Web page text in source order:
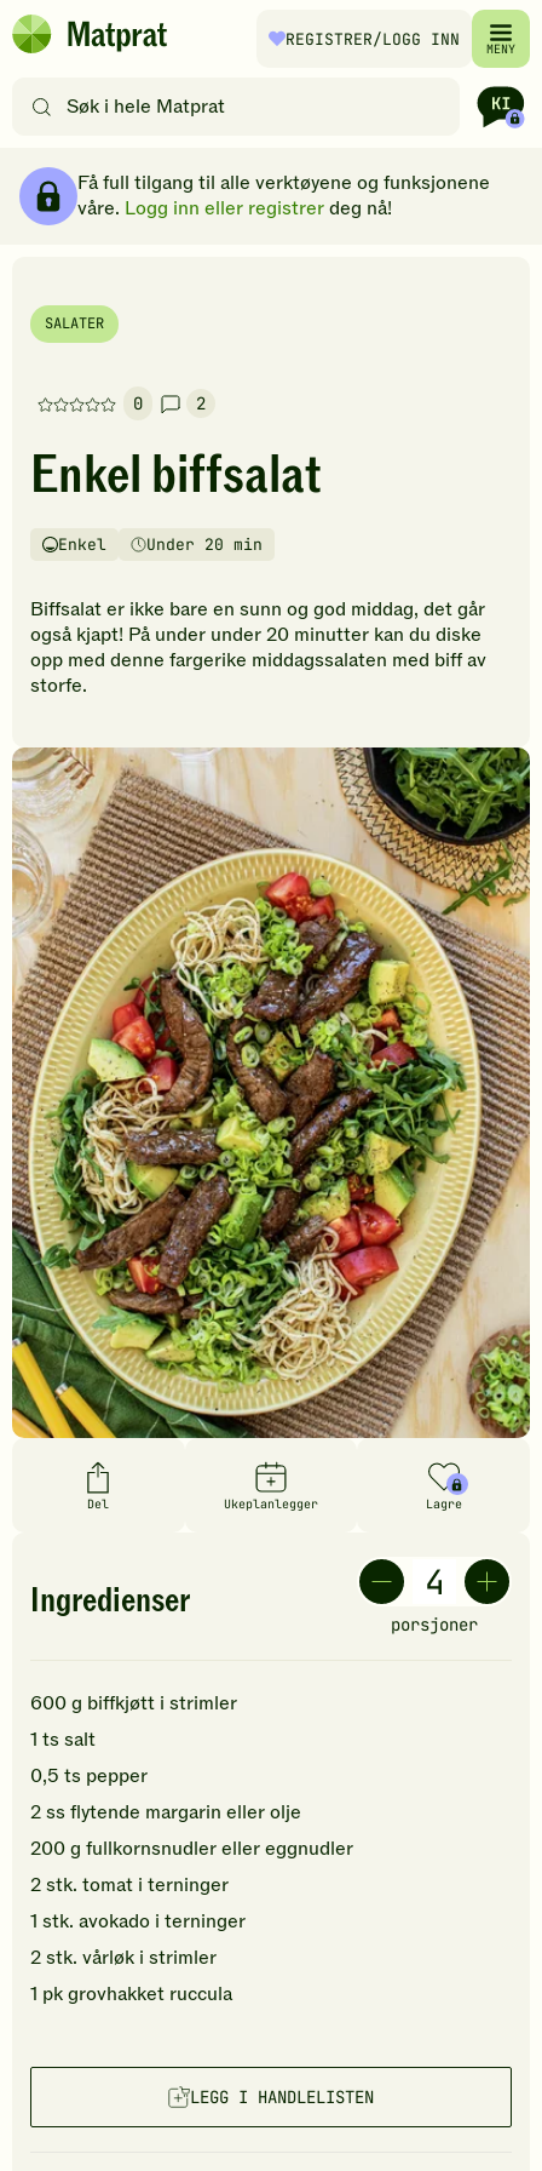
Hopp til hovedinnhold
Matprat
REGISTRER/LOGG INN MENY
etter
filtre
Få full tilgang til alle verktøyene og funksjonene
våre. Logg inn eller registrerdeg nå!
SALATER
0
Denne
har
foreløpig
vurderinger.
den
første
til
å
oppskriften.
2
Enkel biffsalat
Vanskelighetsgrad
Enkel
TilberedningstidUnder 20 min
Biffsalat er ikke bare en sunn og god middag, det går
også kjapt! På under under 20 minutter kan du diske
opp med denne fargerike middagssalaten med biff av
storfe.
Del Ukeplanlegger Lagre
Ingredienser
porsjoner
600g biffkjøtt i strimler
1 ts salt
0,5 ts pepper
2ss flytende margarin eller olje
200g fullkornsnudlereller eggnudler
2stk. tomat i terninger
1 stk. avokado i terninger
2stk. vårløk i strimler
1 pkgrovhakket ruccula
LEGG I HANDLELISTEN